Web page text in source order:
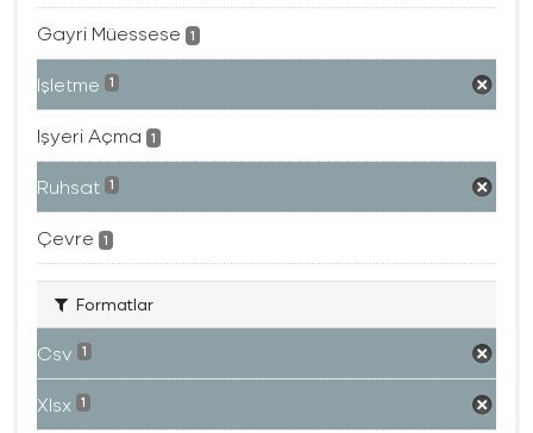
Gayri Müessese 1
Işletme 1
Işyeri Açma 1
Ruhsat 1
Çevre 1
Formatlar
Csv 1
Xlsx 1